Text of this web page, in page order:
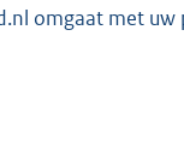
omgaat met